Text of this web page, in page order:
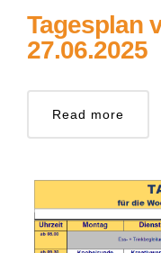
Tagesplan
27.06.2025
Read more